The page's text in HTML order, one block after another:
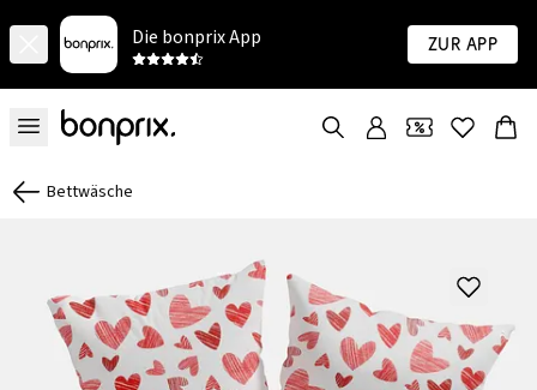
Die bonprix App Zur App
Bettwäsche